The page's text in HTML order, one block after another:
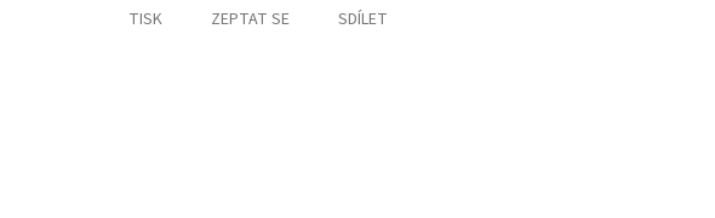
TISK ZEPTAT SE SDÍLET